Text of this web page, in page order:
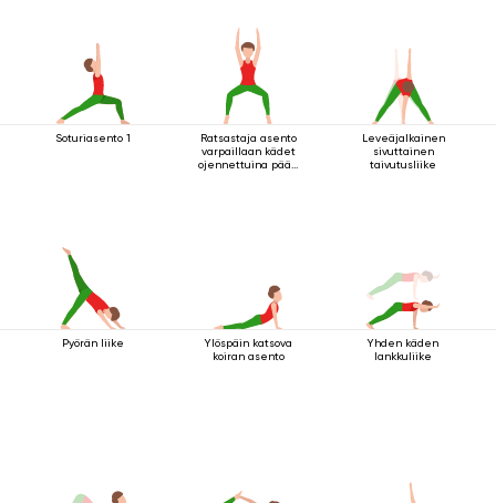
Soturiasento 1
Ratsastaja asento
varpaillaan kädet
ojennettuina pään
Leveäjalkainen
sivuttainen
taivutusliike
Pyörän liike
Ylöspäin katsova
koiran asento
Yhden käden
lankkuliike